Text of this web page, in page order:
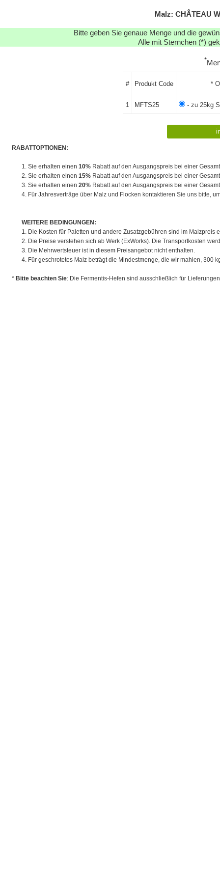
Malz: CHÂTEAU
Bitte geben Sie genaue Menge und die
Alle mit Sternchen (*)
*
# Produkt Code *
1 MFTS25 - zu 25kg
RABATTOPTIONEN:
1. Sie erhalten einen 10%Rabatt auf den Ausgangspreis bei einer
2. Sie erhalten einen 15%Rabatt auf den Ausgangspreis bei einer
3. Sie erhalten einen 20%Rabatt auf den Ausgangspreis bei einer
4. Für Jahresverträge über Malz und Flocken kontaktieren Sie uns bitte,
WEITERE BEDINGUNGEN:
1. Die Kosten für Paletten und andere Zusatzgebühren sind im
2. Die Preise verstehen sich ab Werk (ExWorks). Die Transportkosten
3. Die Mehrwertsteuer ist in diesem Preisangebot nicht enthalten.
4. Für geschrotetes Malz beträgt die Mindestmenge, die wir mahlen, 300
* Bitte beachten Sie: Die Fermentis-Hefen sind ausschließlich für